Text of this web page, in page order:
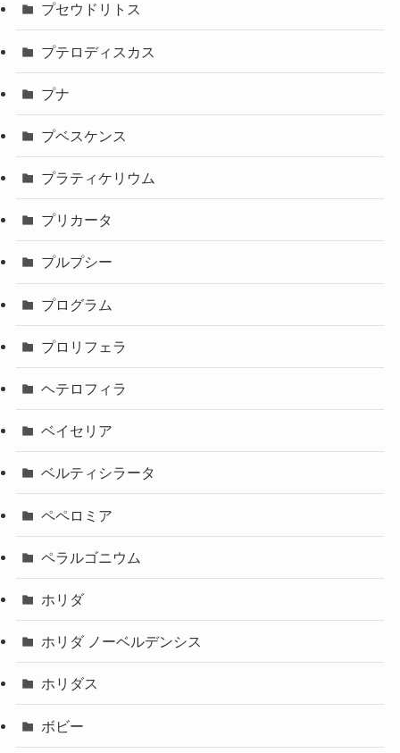
プセウドリトス
プテロディスカス
プナ
プベスケンス
プラティケリウム
プリカータ
プルプシー
プログラム
プロリフェラ
ヘテロフィラ
ベイセリア
ベルティシラータ
ペペロミア
ペラルゴニウム
ホリダ
ホリダ ノーベルデンシス
ホリダス
ボビー